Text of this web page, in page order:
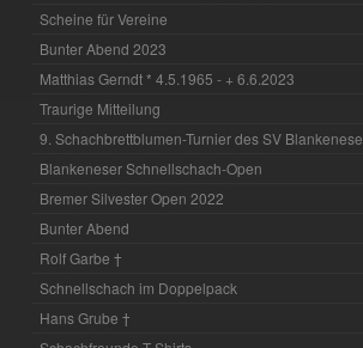
Scheine für Vereine
Bunter Abend 2023
Matthias Gerndt * 4.5.1965 - + 6.6.2023
Traurige Mitteilung
9. Schachbrettblumen-Turnier des SV Blankenese
Blankeneser Schnellschach-Open
Bremer Silvester Open 2022
Bunter Abend
Rolf Garbe †
Schnellschach im Doppelpack
Hans Grube †